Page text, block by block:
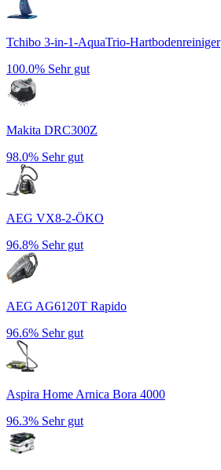
Tchibo 3-in-1-AquaTrio-Hartbodenreiniger
100.0% Sehr gut
Makita DRC300Z
98.0% Sehr gut
AEG VX8-2-ÖKO
96.8% Sehr gut
AEG AG6120T Rapido
96.6% Sehr gut
Aspira Home Arnica Bora 4000
96.3% Sehr gut